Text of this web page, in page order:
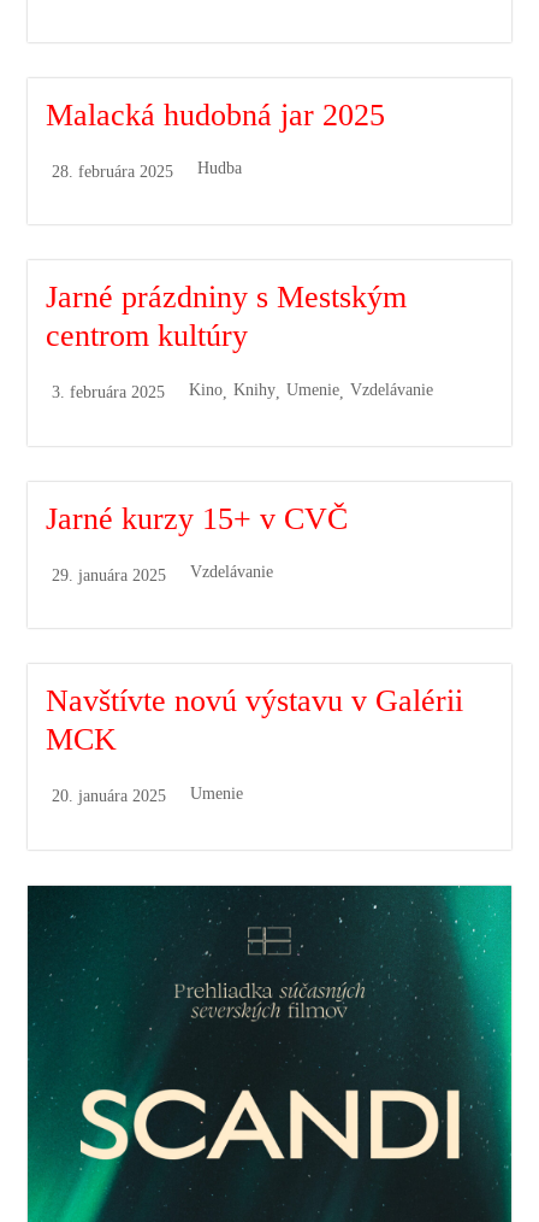
Malacká hudobná jar 2025
28. februára 2025 Hudba
Jarné prázdniny s Mestským
centrom kultúry
3. februára 2025 Kino, Knihy, Umenie, Vzdelávanie
Jarné kurzy 15+ v CVČ
29. januára 2025 Vzdelávanie
Navštívte novú výstavu v Galérii
MCK
20. januára 2025 Umenie